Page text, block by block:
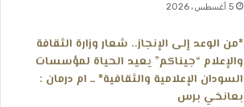
5 أغسطس، 2026
*من الوعد إلى الإنجاز.. شعار وزارة الثقافة
والإعلام “جيناكم” يعيد الحياة لمؤسسات
السودان الإعلامية والثقافية* ــ ام درمان :
بعانخي برس